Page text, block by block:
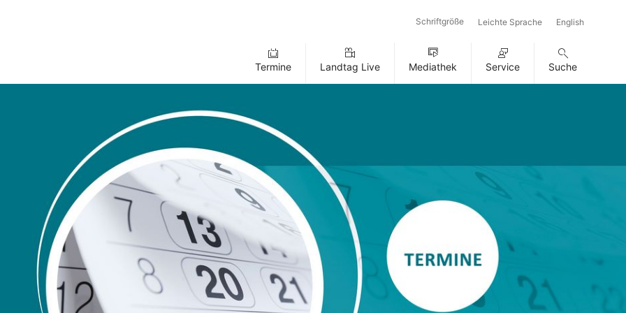
Schriftgröße Leichte Sprache English
Termine Landtag Live Mediathek Service Suche